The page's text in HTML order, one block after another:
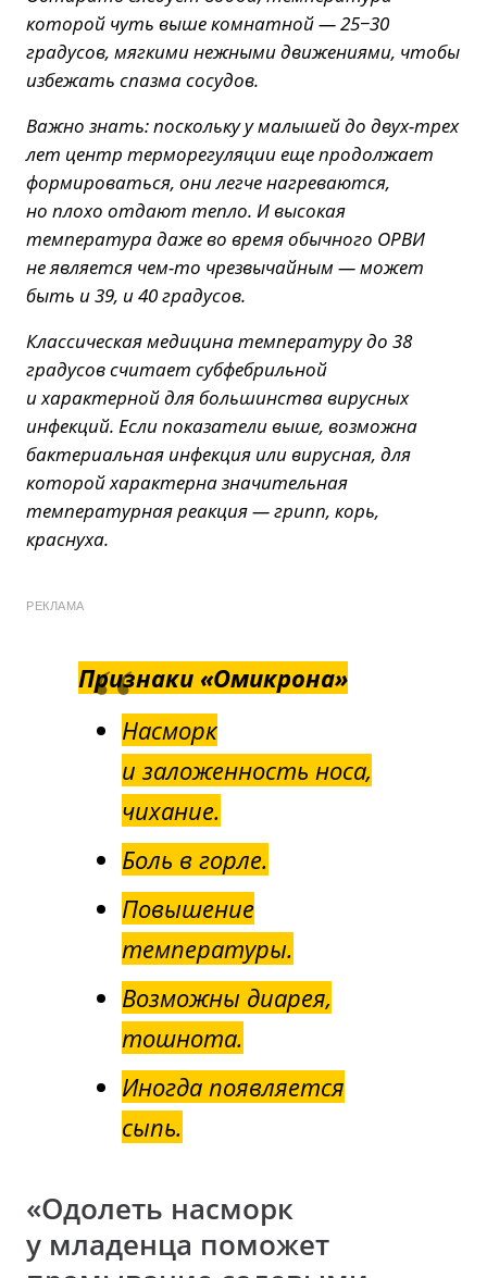
которой чуть выше комнатной — 25−30
градусов, мягкими нежными движениями, чтобы
избежать спазма сосудов.
Важно знать: поскольку у малышей до двух-трех
лет центр терморегуляции еще продолжает
формироваться, они легче нагреваются,
но плохо отдают тепло. И высокая
температура даже во время обычного ОРВИ
не является чем-то чрезвычайным — может
быть и 39, и 40 градусов.
Классическая медицина температуру до 38
градусов считает субфебрильной
и характерной для большинства вирусных
инфекций. Если показатели выше, возможна
бактериальная инфекция или вирусная, для
которой характерна значительная
температурная реакция — грипп, корь,
краснуха.
РЕКЛАМА
Признаки «Омикрона»
Насморк
и заложенность носа,
чихание.
Боль в горле.
Повышение
температуры.
Возможны диарея,
тошнота.
Иногда появляется
сыпь.
«Одолеть насморк
у младенца поможет